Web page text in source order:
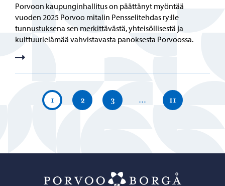
Porvoon kaupunginhallitus on päättänyt myöntää
vuoden 2025 Porvoo mitalin Pensselitehdas ry:lle
tunnustuksena sen merkittävästä, yhteisöllisestä ja
kulttuurielämää vahvistavasta panoksesta Porvoossa.
1 2 3 … 11